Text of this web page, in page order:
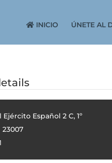
INICIO ÚNETE AL
Español 2 C, 1º
23007